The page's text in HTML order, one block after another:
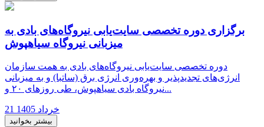
برگزاری دوره تخصصی سایت‌یابی نیروگاه‌های بادی به
میزبانی نیروگاه سیاهپوش
دوره تخصصی سایت‌یابی نیروگاه‌های بادی به همت سازمان
انرژی‌های تجدیدپذیر و بهره‌وری انرژی برق (ساتبا) و به میزبانی
نیروگاه بادی سیاهپوش، طی روزهای ۲۰ و...
21 خرداد 1405
بیشتر بخوانید